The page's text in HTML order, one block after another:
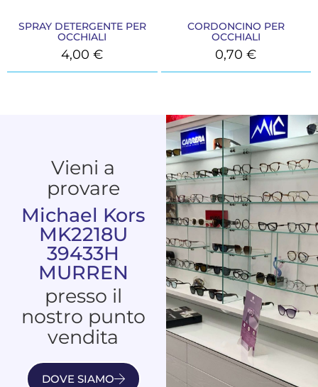
SPRAY DETERGENTE PER
OCCHIALI
4,00€
CORDONCINO PER
OCCHIALI
0,70€
Vieni a
provare
Michael Kors
MK2218U
39433H
MURREN
presso il
nostro punto
vendita
DOVE SIAMO